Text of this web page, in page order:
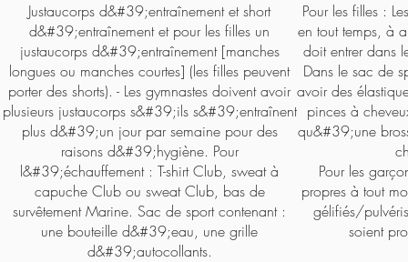
Justaucorps d&#39;entraînement et short
d&#39;entraînement et pour les filles un
justaucorps d&#39;entraînement [manches
longues ou manches courtes] (les filles peuvent
porter des shorts). - Les gymnastes doivent avoir
plusieurs justaucorps s&#39;ils s&#39;entraînent
plus d&#39;un jour par semaine pour des
raisons d&#39;hygiène. Pour
l&#39;échauffement : T-shirt Club, sweat à
capuche Club ou sweat Club, bas de
survêtement Marine. Sac de sport contenant :
une bouteille d&#39;eau, une grille
d&#39;autocollants.
Pour les filles :
en tout temps, à
doit entrer dans
Dans le sac de
avoir des
pinces à
qu&#39;une
Pour les
propres à tout
gélifiés/
soient